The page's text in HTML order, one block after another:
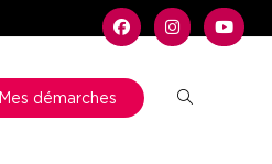
Mes démarches